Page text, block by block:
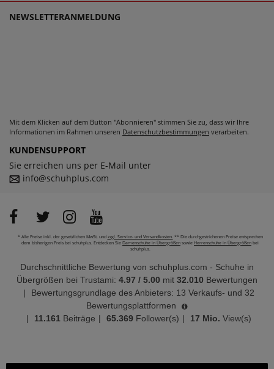
NEWSLETTERANMELDUNG
Mit dem Klicken auf dem Button "Abonnieren" stimmen Sie zu, dass wir Ihre
Informationen im Rahmen unseren Datenschutzbestimmungen verarbeiten.
KUNDENSUPPORT
Sie erreichen uns per E-Mail unter
info@schuhplus.com
* Alle Preise inkl. der gesetzlichen MwSt. und zzgl. Service- und Versandkosten.** Die durchgestrichenen Preise entsprechen
dem bisherigen Preis bei schuhplus. Entdecken Sie Damenschuhe in Übergrößen sowie Herrenschuhe in Übergrößen bei
schuhplus.
Durchschnittliche Bewertung von schuhplus.com - Schuhe in
Übergrößen bei Trustami: 4.97 / 5.00 mit 32.010 Bewertungen
|
Bewertungsgrundlage des Anbieters: 13 Verkaufs- und 32
Bewertungsplattformen
|
11.161 Beiträge | 65.369 Follower(s) | 17 Mio. View(s)